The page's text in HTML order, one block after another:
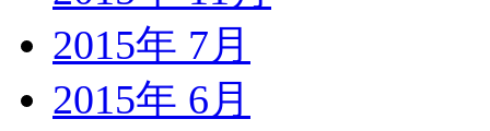
2015年 7月
2015年 6月